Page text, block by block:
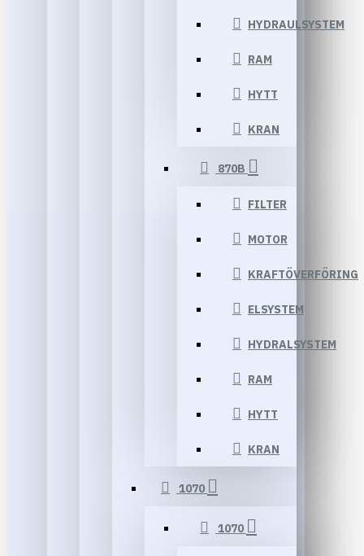
HYDRAULSYSTEM
RAM
HYTT
KRAN
870B
FILTER
MOTOR
KRAFTÖVERFÖRING
ELSYSTEM
HYDRALSYSTEM
RAM
HYTT
KRAN
1070
1070